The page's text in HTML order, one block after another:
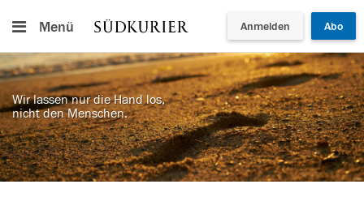
Menü Anmelden Abo
Wir lassen nur die Hand los,
nicht den Menschen.